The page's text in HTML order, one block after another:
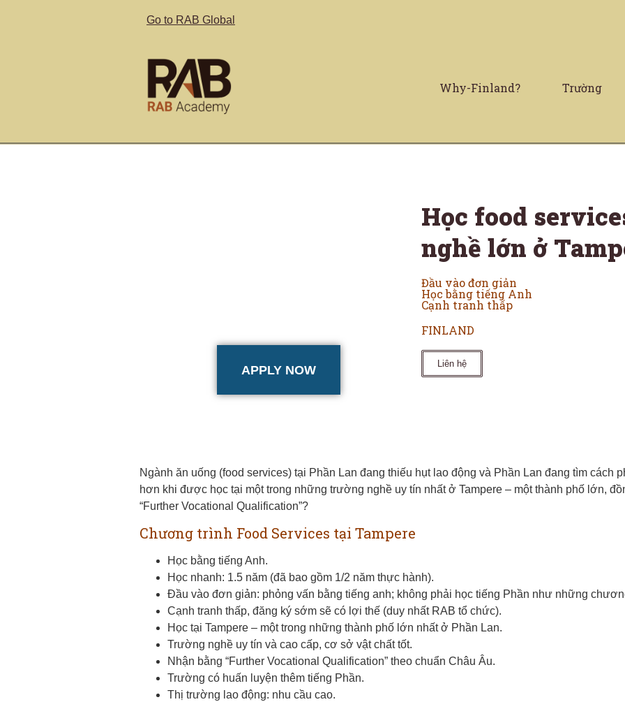
Go to RAB Global
Why-Finland? Trường
APPLY NOW
Học food
nghề lớn ở
Đầu vào đơn giản
Học bằng tiếng Anh
Cạnh tranh thấp
FINLAND
Liên hệ
Ngành ăn uống (food services) tại Phần Lan đang thiếu hụt lao động và Phần Lan đang tìm cách
hơn khi được học tại một trong những trường nghề uy tín nhất ở Tampere – một thành phố lớn,
“Further Vocational Qualification”?
Chương trình Food Services tại Tampere
Học bằng tiếng Anh.
Học nhanh: 1.5 năm (đã bao gồm 1/2 năm thực hành).
Đầu vào đơn giản: phỏng vấn bằng tiếng anh; không phải học tiếng Phần như những
Cạnh tranh thấp, đăng ký sớm sẽ có lợi thế (duy nhất RAB tổ chức).
Học tại Tampere – một trong những thành phố lớn nhất ở Phần Lan.
Trường nghề uy tín và cao cấp, cơ sở vật chất tốt.
Nhận bằng “Further Vocational Qualification” theo chuẩn Châu Âu.
Trường có huấn luyện thêm tiếng Phần.
Thị trường lao động: nhu cầu cao.